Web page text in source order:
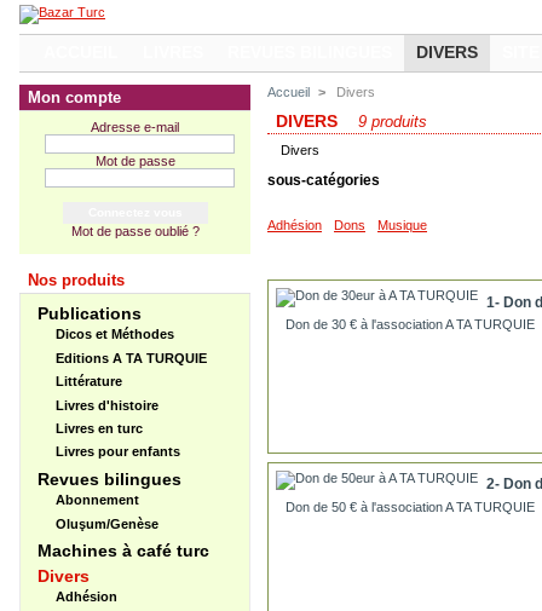
DIVERS
Mon compte
Adresse e-mail
Mot de passe
Mot de passe oublié ?
Nos produits
Publications
Dicos et Méthodes
Editions A TA TURQUIE
Littérature
Livres d'histoire
Livres en turc
Livres pour enfants
Revues bilingues
Abonnement
Oluşum/Genèse
Machines à café turc
Divers
Adhésion
Accueil > Divers
DIVERS 9 produits
Divers
sous-catégories
Adhésion Dons Musique
1- Don
Don de 30 € à l'association A TA TURQUIE
2- Don
Don de 50 € à l'association A TA TURQUIE